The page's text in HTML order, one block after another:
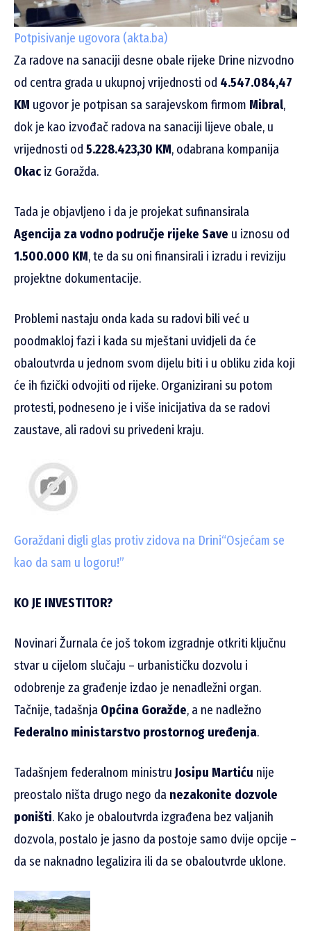
Potpisivanje ugovora (akta.ba)
Za radove na sanaciji desne obale rijeke Drine nizvodno
od centra grada u ukupnoj vrijednosti od 4.547.084,47
KM ugovor je potpisan sa sarajevskom firmom Mibral,
dok je kao izvođač radova na sanaciji lijeve obale, u
vrijednosti od 5.228.423,30 KM, odabrana kompanija
Okac iz Goražda.
Tada je objavljeno i da je projekat sufinansirala
Agencija za vodno područje rijeke Save u iznosu od
1.500.000 KM, te da su oni finansirali i izradu i reviziju
projektne dokumentacije.
Problemi nastaju onda kada su radovi bili već u
poodmakloj fazi i kada su mještani uvidjeli da će
obaloutvrda u jednom svom dijelu biti i u obliku zida koji
će ih fizički odvojiti od rijeke. Organizirani su potom
protesti, podneseno je i više inicijativa da se radovi
zaustave, ali radovi su privedeni kraju.
Goraždani digli glas protiv zidova na Drini“Osjećam se
kao da sam u logoru!”
KO JE INVESTITOR?
Novinari Žurnala će još tokom izgradnje otkriti ključnu
stvar u cijelom slučaju – urbanističku dozvolu i
odobrenje za građenje izdao je nenadležni organ.
Tačnije, tadašnja Općina Goražde, a ne nadležno
Federalno ministarstvo prostornog uređenja.
Tadašnjem federalnom ministru Josipu Martiću nije
preostalo ništa drugo nego da nezakonite dozvole
poništi. Kako je obaloutvrda izgrađena bez valjanih
dozvola, postalo je jasno da postoje samo dvije opcije –
da se naknadno legalizira ili da se obaloutvrde uklone.